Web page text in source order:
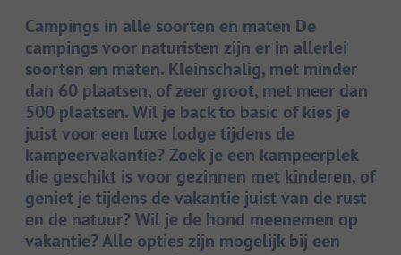
Campings in alle soorten en maten De
campings voor naturisten zijn er in allerlei
soorten en maten. Kleinschalig, met minder
dan 60 plaatsen, of zeer groot, met meer dan
500 plaatsen. Wil je back to basic of kies je
juist voor een luxe lodge tijdens de
kampeervakantie? Zoek je een kampeerplek
die geschikt is voor gezinnen met kinderen, of
geniet je tijdens de vakantie juist van de rust
en de natuur? Wil je de hond meenemen op
vakantie? Alle opties zijn mogelijk bij een